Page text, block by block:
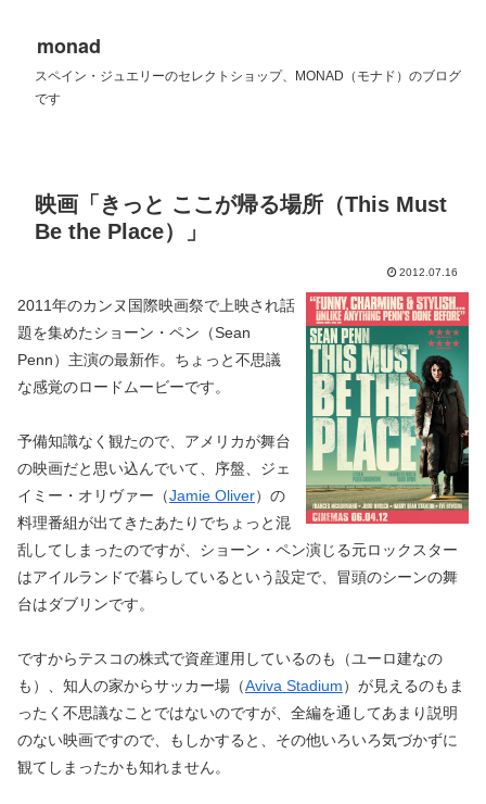
monad
スペイン・ジュエリーのセレクトショップ、MONAD（モナド）のブログ
です
映画「きっと ここが帰る場所（This Must
Be the Place）」
2012.07.16
2011年のカンヌ国際映画祭で上映され話
題を集めたショーン・ペン（Sean
Penn）主演の最新作。ちょっと不思議
な感覚のロードムービーです。
予備知識なく観たので、アメリカが舞台
の映画だと思い込んでいて、序盤、ジェ
イミー・オリヴァー（Jamie Oliver）の
料理番組が出てきたあたりでちょっと混
乱してしまったのですが、ショーン・ペン演じる元ロックスター
はアイルランドで暮らしているという設定で、冒頭のシーンの舞
台はダブリンです。
ですからテスコの株式で資産運用しているのも（ユーロ建なの
も）、知人の家からサッカー場（Aviva Stadium）が見えるのもま
ったく不思議なことではないのですが、全編を通してあまり説明
のない映画ですので、もしかすると、その他いろいろ気づかずに
観てしまったかも知れません。